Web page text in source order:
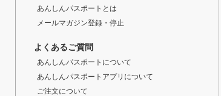
あんしんパスポートとは
メールマガジン登録・停止
よくあるご質問
あんしんパスポートについて
あんしんパスポートアプリについて
ご注文について